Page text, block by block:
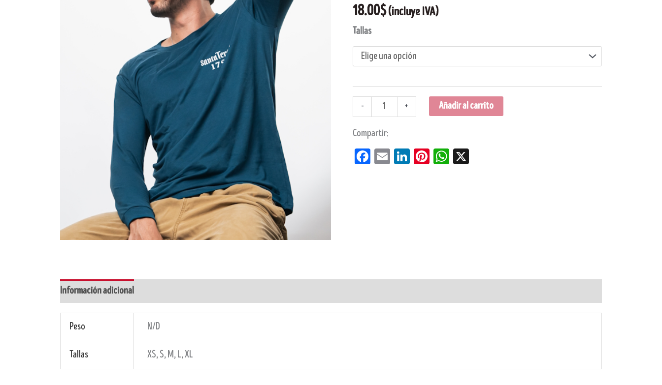
18.00$(incluye IVA)
Tallas
- + Añadir al carrito
Compartir:
Facebook
EmailLinkedIn
PinterestWhatsApp
Información adicional
Peso N/D
Tallas XS, S, M, L, XL